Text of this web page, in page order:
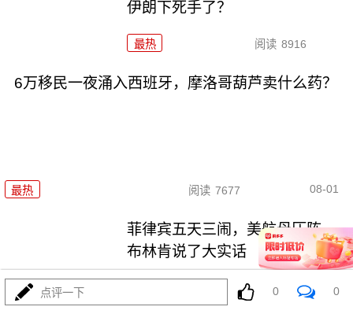
伊朗下死手了？
最热 阅读 8916
6万移民一夜涌入西班牙，摩洛哥葫芦卖什么药？
最热 阅读 7677 08-01
菲律宾五天三闹，美航母压阵，
布林肯说了大实话
阅读 26826
点评一下 0 0